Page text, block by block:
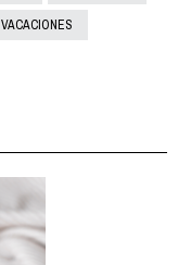
VACACIONES